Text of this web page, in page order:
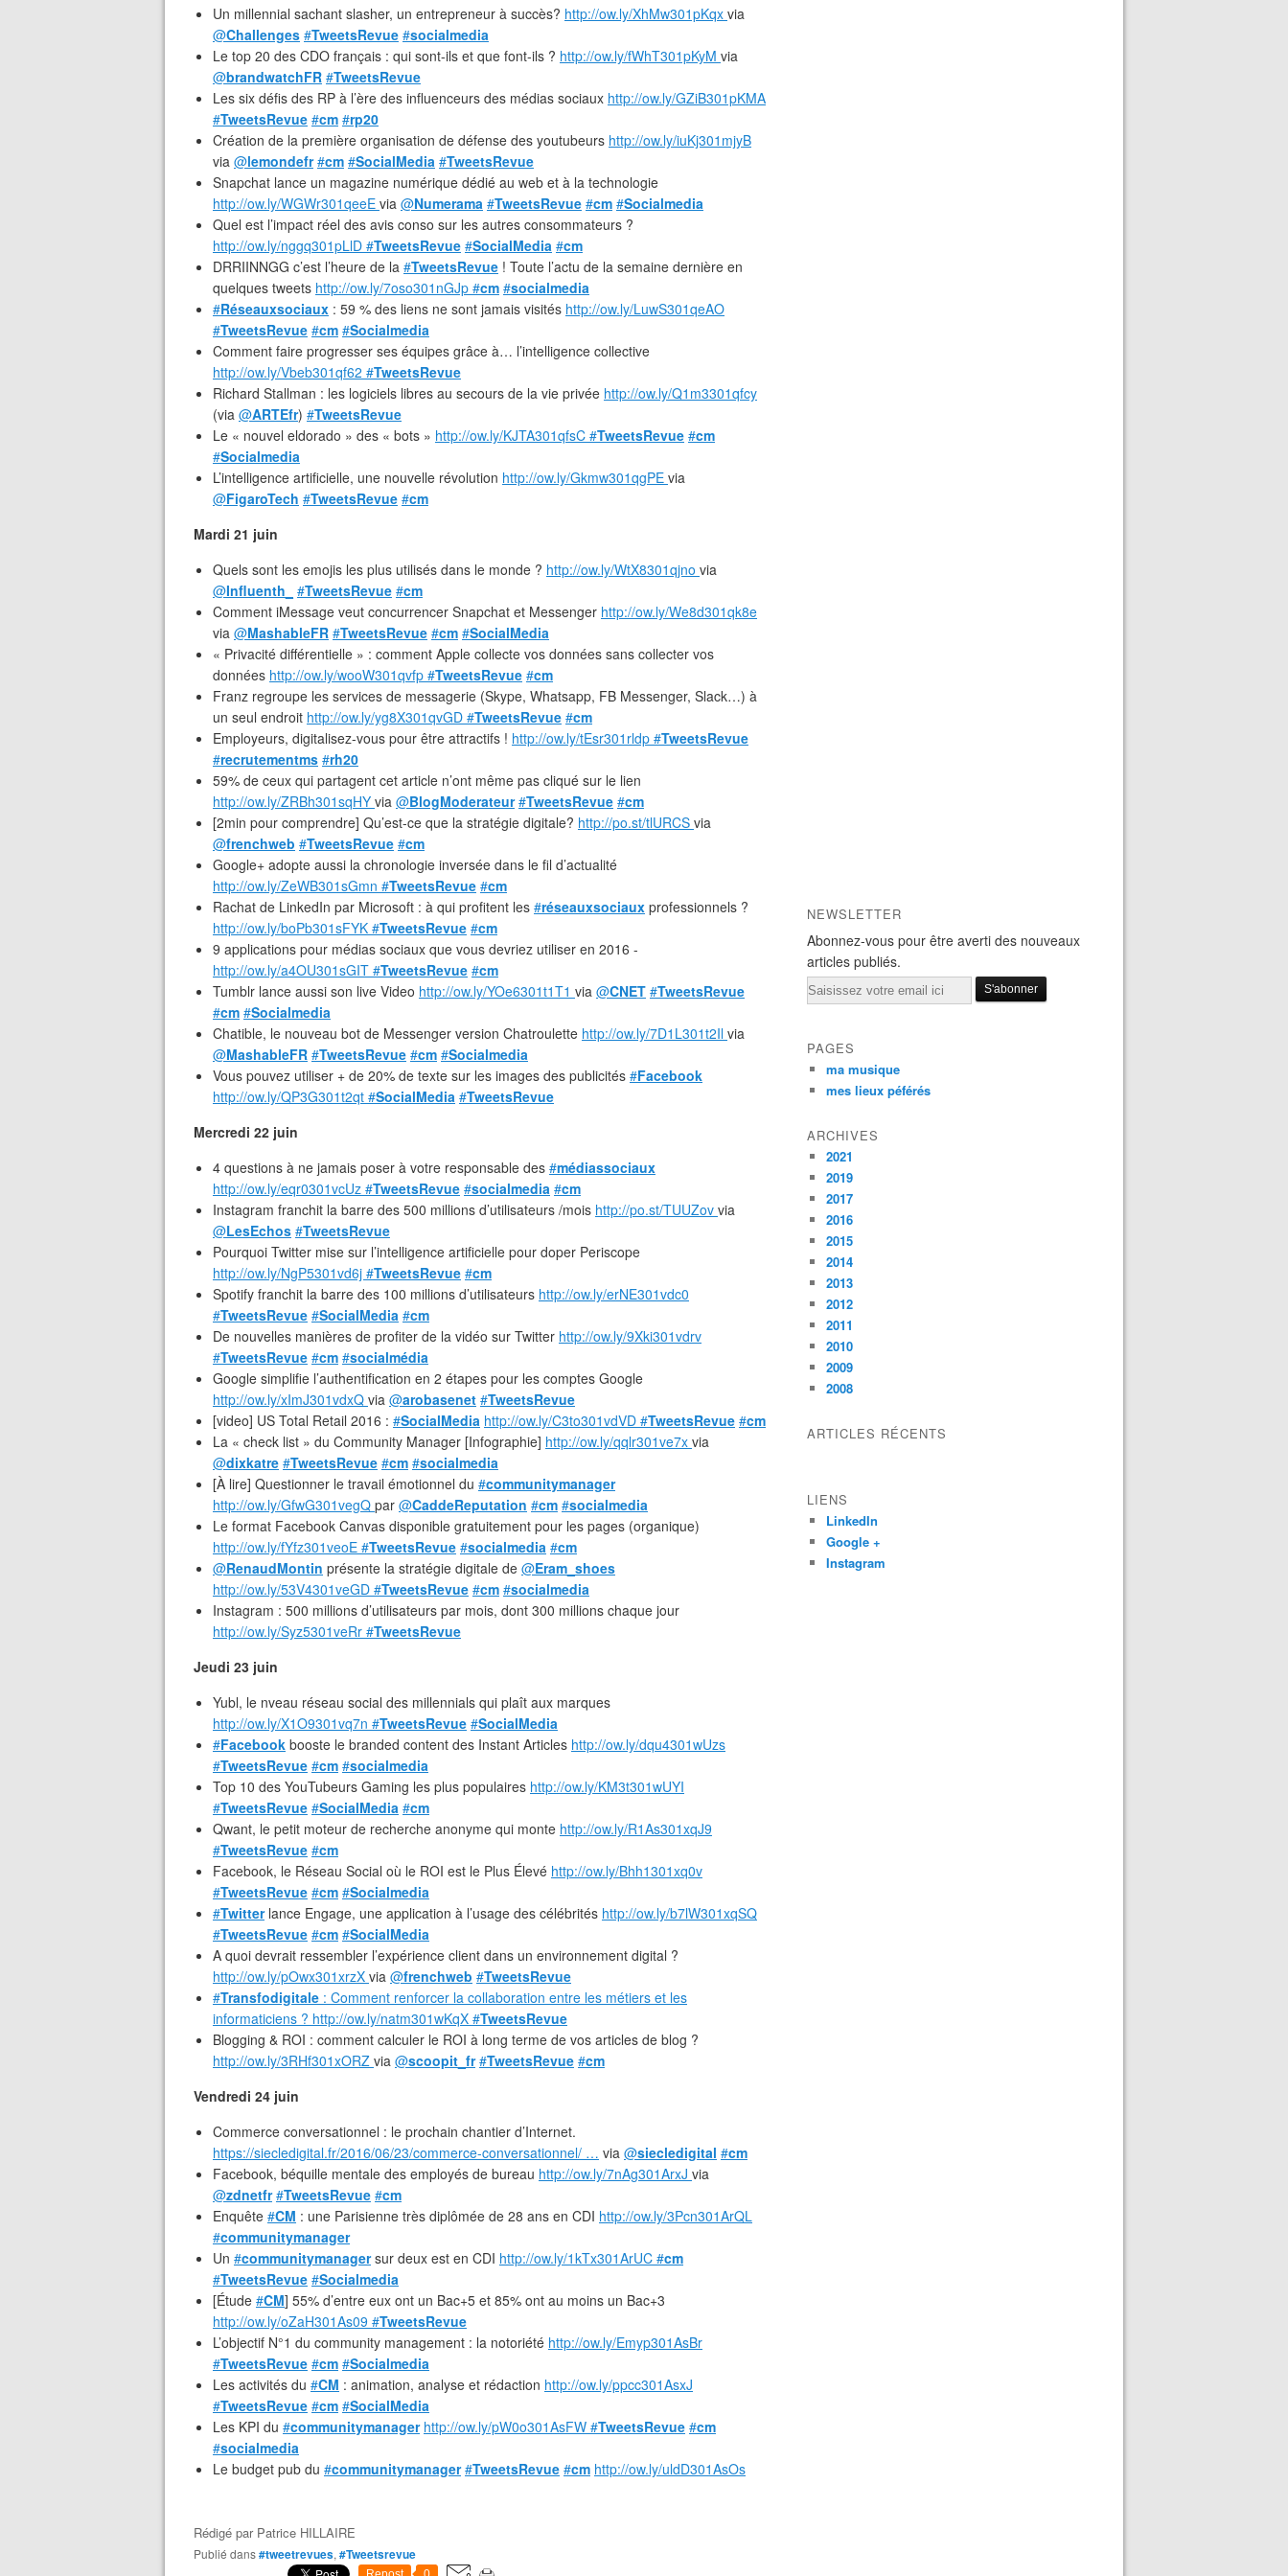
Un millennial sachant slasher, un entrepreneur à succès? http://ow.ly/XhMw301pKqx via
@Challenges #TweetsRevue #socialmedia
Le top 20 des CDO français : qui sont-ils et que font-ils ? http://ow.ly/fWhT301pKyM via
@brandwatchFR #TweetsRevue
Les six défis des RP à l’ère des influenceurs des médias sociaux http://ow.ly/GZiB301pKMA
#TweetsRevue #cm #rp20
Création de la première organisation de défense des youtubeurs http://ow.ly/iuKj301mjyB
via @lemondefr #cm #SocialMedia #TweetsRevue
Snapchat lance un magazine numérique dédié au web et à la technologie
http://ow.ly/WGWr301qeeE via @Numerama #TweetsRevue #cm #Socialmedia
Quel est l’impact réel des avis conso sur les autres consommateurs ?
http://ow.ly/nggq301pLlD #TweetsRevue #SocialMedia #cm
DRRIINNGG c’est l’heure de la #TweetsRevue ! Toute l’actu de la semaine dernière en
quelques tweets http://ow.ly/7oso301nGJp #cm #socialmedia
#Réseauxsociaux : 59 % des liens ne sont jamais visités http://ow.ly/LuwS301qeAO
#TweetsRevue #cm #Socialmedia
Comment faire progresser ses équipes grâce à… l’intelligence collective
http://ow.ly/Vbeb301qf62 #TweetsRevue
Richard Stallman : les logiciels libres au secours de la vie privée http://ow.ly/Q1m3301qfcy
(via @ARTEfr) #TweetsRevue
Le « nouvel eldorado » des « bots » http://ow.ly/KJTA301qfsC #TweetsRevue #cm
#Socialmedia
L’intelligence artificielle, une nouvelle révolution http://ow.ly/Gkmw301qgPE via
@FigaroTech #TweetsRevue #cm
Mardi 21 juin
Quels sont les emojis les plus utilisés dans le monde ? http://ow.ly/WtX8301qjno via
@Influenth_ #TweetsRevue #cm
Comment iMessage veut concurrencer Snapchat et Messenger http://ow.ly/We8d301qk8e
via @MashableFR #TweetsRevue #cm #SocialMedia
« Privacité différentielle » : comment Apple collecte vos données sans collecter vos
données http://ow.ly/wooW301qvfp #TweetsRevue #cm
Franz regroupe les services de messagerie (Skype, Whatsapp, FB Messenger, Slack…) à
un seul endroit http://ow.ly/yg8X301qvGD #TweetsRevue #cm
Employeurs, digitalisez-vous pour être attractifs ! http://ow.ly/tEsr301rldp #TweetsRevue
#recrutementms #rh20
59% de ceux qui partagent cet article n’ont même pas cliqué sur le lien
http://ow.ly/ZRBh301sqHY via @BlogModerateur #TweetsRevue #cm
[2min pour comprendre] Qu’est-ce que la stratégie digitale? http://po.st/tlURCS via
@frenchweb #TweetsRevue #cm
Google+ adopte aussi la chronologie inversée dans le fil d’actualité
http://ow.ly/ZeWB301sGmn #TweetsRevue #cm
Rachat de LinkedIn par Microsoft : à qui profitent les #réseauxsociaux professionnels ?
http://ow.ly/boPb301sFYK #TweetsRevue #cm
9 applications pour médias sociaux que vous devriez utiliser en 2016 -
http://ow.ly/a4OU301sGIT #TweetsRevue #cm
Tumblr lance aussi son live Video http://ow.ly/YOe6301t1T1 via @CNET #TweetsRevue
#cm #Socialmedia
Chatible, le nouveau bot de Messenger version Chatroulette http://ow.ly/7D1L301t2Il via
@MashableFR #TweetsRevue #cm #Socialmedia
Vous pouvez utiliser + de 20% de texte sur les images des publicités #Facebook
http://ow.ly/QP3G301t2qt #SocialMedia #TweetsRevue
Mercredi 22 juin
4 questions à ne jamais poser à votre responsable des #médiassociaux
http://ow.ly/eqr0301vcUz #TweetsRevue #socialmedia #cm
Instagram franchit la barre des 500 millions d’utilisateurs /mois http://po.st/TUUZov via
@LesEchos #TweetsRevue
Pourquoi Twitter mise sur l’intelligence artificielle pour doper Periscope
http://ow.ly/NgP5301vd6j #TweetsRevue #cm
Spotify franchit la barre des 100 millions d’utilisateurs http://ow.ly/erNE301vdc0
#TweetsRevue #SocialMedia #cm
De nouvelles manières de profiter de la vidéo sur Twitter http://ow.ly/9Xki301vdrv
#TweetsRevue #cm #socialmédia
Google simplifie l’authentification en 2 étapes pour les comptes Google
http://ow.ly/xImJ301vdxQ via @arobasenet #TweetsRevue
[video] US Total Retail 2016 : #SocialMedia http://ow.ly/C3to301vdVD #TweetsRevue #cm
La « check list » du Community Manager [Infographie] http://ow.ly/qqlr301ve7x via
@dixkatre #TweetsRevue #cm #socialmedia
[À lire] Questionner le travail émotionnel du #communitymanager
http://ow.ly/GfwG301vegQ par @CaddeReputation #cm #socialmedia
Le format Facebook Canvas disponible gratuitement pour les pages (organique)
http://ow.ly/fYfz301veoE #TweetsRevue #socialmedia #cm
@RenaudMontin présente la stratégie digitale de @Eram_shoes
http://ow.ly/53V4301veGD #TweetsRevue #cm #socialmedia
Instagram : 500 millions d’utilisateurs par mois, dont 300 millions chaque jour
http://ow.ly/Syz5301veRr #TweetsRevue
Jeudi 23 juin
Yubl, le nveau réseau social des millennials qui plaît aux marques
http://ow.ly/X1O9301vq7n #TweetsRevue #SocialMedia
#Facebook booste le branded content des Instant Articles http://ow.ly/dqu4301wUzs
#TweetsRevue #cm #socialmedia
Top 10 des YouTubeurs Gaming les plus populaires http://ow.ly/KM3t301wUYI
#TweetsRevue #SocialMedia #cm
Qwant, le petit moteur de recherche anonyme qui monte http://ow.ly/R1As301xqJ9
#TweetsRevue #cm
Facebook, le Réseau Social où le ROI est le Plus Élevé http://ow.ly/Bhh1301xq0v
#TweetsRevue #cm #Socialmedia
#Twitterlance Engage, une application à l’usage des célébrités http://ow.ly/b7lW301xqSQ
#TweetsRevue #cm #SocialMedia
A quoi devrait ressembler l’expérience client dans un environnement digital ?
http://ow.ly/pOwx301xrzX via @frenchweb #TweetsRevue
#Transfodigitale : Comment renforcer la collaboration entre les métiers et les
informaticiens ? http://ow.ly/natm301wKqX #TweetsRevue
Blogging & ROI : comment calculer le ROI à long terme de vos articles de blog ?
http://ow.ly/3RHf301xORZ via @scoopit_fr #TweetsRevue #cm
Vendredi 24 juin
Commerce conversationnel : le prochain chantier d’Internet.
https://siecledigital.fr/2016/06/23/commerce-conversationnel/ … via @siecledigital #cm
Facebook, béquille mentale des employés de bureau http://ow.ly/7nAg301ArxJ via
@zdnetfr #TweetsRevue #cm
Enquête #CM : une Parisienne très diplômée de 28 ans en CDI http://ow.ly/3Pcn301ArQL
#communitymanager
Un #communitymanagersur deux est en CDI http://ow.ly/1kTx301ArUC #cm
#TweetsRevue #Socialmedia
[Étude #CM] 55% d’entre eux ont un Bac+5 et 85% ont au moins un Bac+3
http://ow.ly/oZaH301As09 #TweetsRevue
L’objectif N°1 du community management : la notoriété http://ow.ly/Emyp301AsBr
#TweetsRevue #cm #Socialmedia
Les activités du #CM : animation, analyse et rédaction http://ow.ly/ppcc301AsxJ
#TweetsRevue #cm #SocialMedia
Les KPI du #communitymanager http://ow.ly/pW0o301AsFW #TweetsRevue #cm
#socialmedia
Le budget pub du #communitymanager #TweetsRevue #cm http://ow.ly/uldD301AsOs
Rédigé par Patrice HILLAIRE
Publié dans#tweetrevues, #Tweetsrevue
NEWSLETTER
Abonnez-vous pour être averti des nouveaux
articles publiés.
Email
PAGES
ma musique
mes lieux péférés
ARCHIVES
2021
2019
2017
2016
2015
2014
2013
2012
2011
2010
2009
2008
ARTICLES RÉCENTS
LIENS
LinkedIn
Google +
Instagram